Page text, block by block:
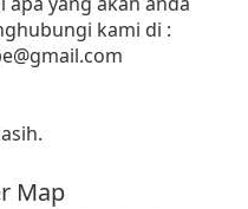
kami di :
Map